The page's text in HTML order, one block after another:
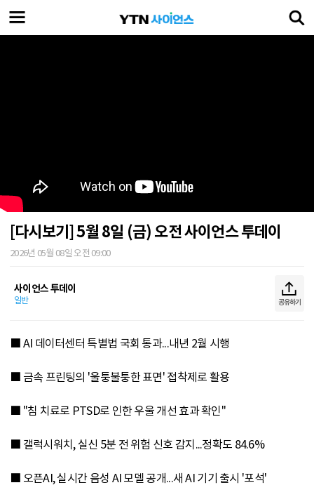
[다시보기] 5월 8일 (금) 오전 사이언스 투데이
2026년 05월 08일 오전 09:00
사이언스 투데이
일반 공유하기
■ AI 데이터센터 특별법 국회 통과...내년 2월 시행
■ 금속 프린팅의 '울퉁불퉁한 표면' 접착제로 활용
■ "침 치료로 PTSD로 인한 우울 개선 효과 확인"
■ 갤럭시워치, 실신 5분 전 위험 신호 감지...정확도 84.6%
■ 오픈AI, 실시간 음성 AI 모델 공개...새 AI 기기 출시 '포석'